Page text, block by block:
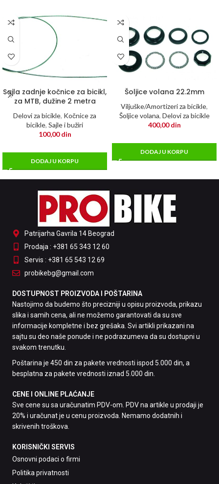
Sajla zadnje kočnice za bicikl,
za MTB, dužine 2 metra
Delovi za bicikle, Kočnice za
bicikle, Sajle i bužiri
100,00din
DODAJ U KORPU
Šoljice volana 22.2mm
Viljuške/Amortizeri za bicikle,
Šoljice volana, Delovi za bicikle
400,00din
DODAJ U KORPU
Patrijarha Gavrila 14 Beograd
Prodaja : +381 65 343 12 60
Servis : +381 65 543 12 69
probikebg@gmail.com
DOSTUPNOST PROIZVODA I POŠTARINA
Nastojimo da budemo što precizniji u opisu proizvoda, prikazu
slika i samih cena, ali ne možemo garantovati da su sve
informacije kompletne i bez grešaka. Svi artikli prikazani na
sajtu su deo naše ponude i ne podrazumeva da su dostupni u
svakom trenutku.
Poštarina je 450 din za pakete vrednosti ispod 5.000 din, a
besplatna za pakete vrednosti iznad 5.000 din.
CENE I ONLINE PLAĆANJE
Sve cene su sa uračunatim PDV-om. PDV na artikle u prodaji je
20% i uračunat je u cenu proizvoda. Nemamo dodatnih i
skrivenih troškova.
KORISNIČKI SERVIS
Osnovni podaci o firmi
Politika privatnosti